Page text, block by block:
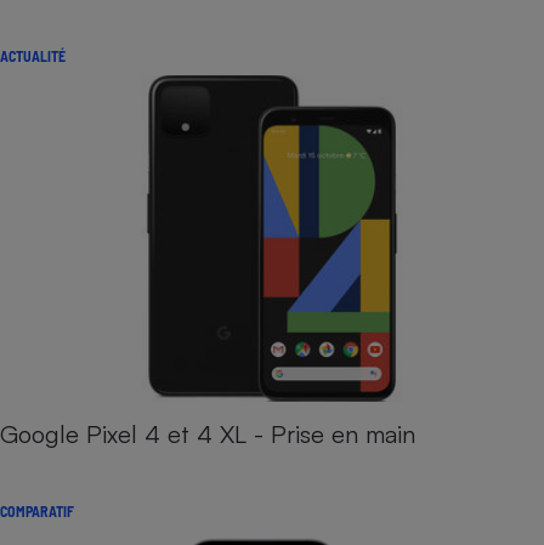
ACTUALITÉ
Google Pixel 4 et 4 XL - Prise en main
COMPARATIF